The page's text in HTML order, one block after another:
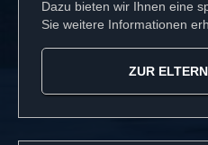
Dazu bieten wir Ihnen eine
Sie weitere Informationen
ZUR